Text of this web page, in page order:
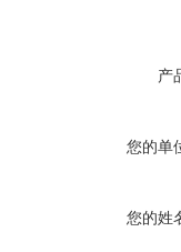
产
您的单
您的姓